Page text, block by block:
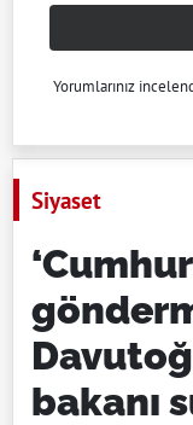
Yorumlarınız
Siyaset
bakanı